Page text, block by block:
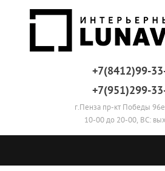
+7(8412)99-
+7(951)299-
г.Пенза пр-кт Победы
10-00 до 20-00, ВС: